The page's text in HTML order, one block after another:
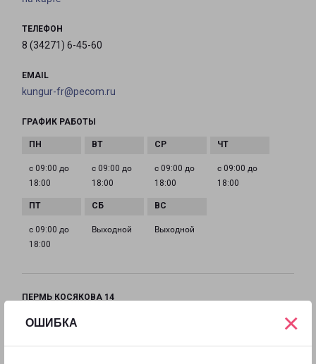
ОШИБКА ×
ТЕЛЕФОН
8 (34271) 6-45-60
EMAIL
kungur-fr@pecom.ru
ГРАФИК РАБОТЫ
с 09:00 до
18:00
с 09:00 до
18:00
с 09:00 до
18:00
с 09:00 до
18:00
с 09:00 до
18:00
Выходной Выходной
ПЕРМЬ КОСЯКОВА 14
на карте